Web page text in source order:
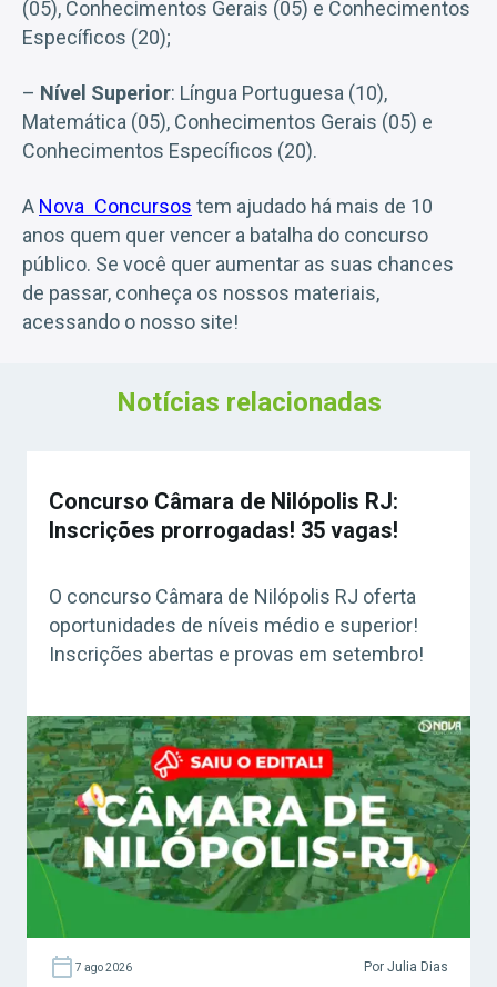
(05), Conhecimentos Gerais (05) e Conhecimentos
Específicos (20);
– Nível Superior: Língua Portuguesa (10),
Matemática (05), Conhecimentos Gerais (05) e
Conhecimentos Específicos (20).
A Nova Concursos tem ajudado há mais de 10
anos quem quer vencer a batalha do concurso
público. Se você quer aumentar as suas chances
de passar, conheça os nossos materiais,
acessando o nosso site!
Notícias relacionadas
Concurso Câmara de Nilópolis RJ:
Inscrições prorrogadas! 35 vagas!
O concurso Câmara de Nilópolis RJ oferta
oportunidades de níveis médio e superior!
Inscrições abertas e provas em setembro!
7 ago 2026 Por Julia Dias